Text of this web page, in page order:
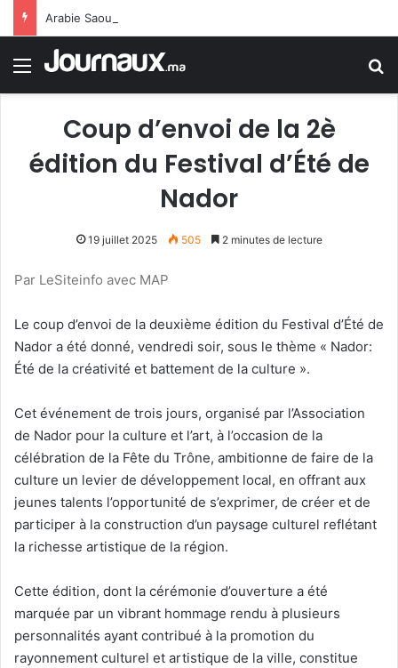
Menu
Coup d’envoi de la 2è
édition du Festival d’Été de
Nador
19 juillet 2025 505 2 minutes de lecture
Par LeSiteinfo avec MAP
Le coup d’envoi de la deuxième édition du Festival d’Été de
Nador a été donné, vendredi soir, sous le thème « Nador:
Été de la créativité et battement de la culture ».
Cet événement de trois jours, organisé par l’Association
de Nador pour la culture et l’art, à l’occasion de la
célébration de la Fête du Trône, ambitionne de faire de la
culture un levier de développement local, en offrant aux
jeunes talents l’opportunité de s’exprimer, de créer et de
participer à la construction d’un paysage culturel reflétant
la richesse artistique de la région.
Cette édition, dont la cérémonie d’ouverture a été
marquée par un vibrant hommage rendu à plusieurs
personnalités ayant contribué à la promotion du
rayonnement culturel et artistique de la ville, constitue